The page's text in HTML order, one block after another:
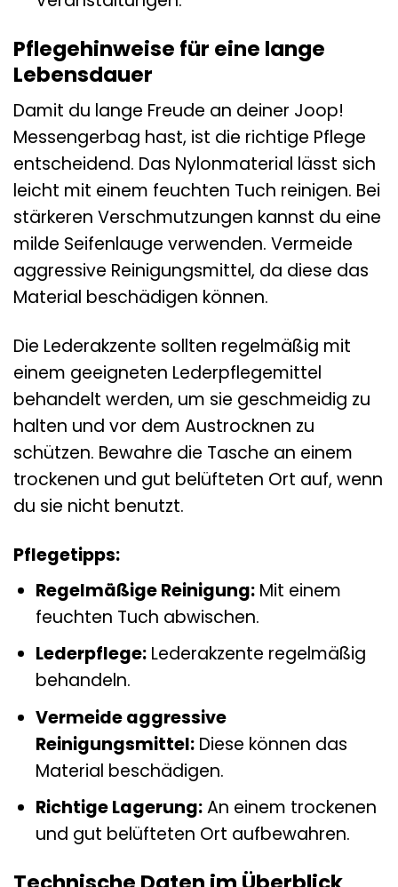
Pflegehinweise für eine lange
Lebensdauer
Damit du lange Freude an deiner Joop!
Messengerbag hast, ist die richtige Pflege
entscheidend. Das Nylonmaterial lässt sich
leicht mit einem feuchten Tuch reinigen. Bei
stärkeren Verschmutzungen kannst du eine
milde Seifenlauge verwenden. Vermeide
aggressive Reinigungsmittel, da diese das
Material beschädigen können.
Die Lederakzente sollten regelmäßig mit
einem geeigneten Lederpflegemittel
behandelt werden, um sie geschmeidig zu
halten und vor dem Austrocknen zu
schützen. Bewahre die Tasche an einem
trockenen und gut belüfteten Ort auf, wenn
du sie nicht benutzt.
Pflegetipps:
Regelmäßige Reinigung:Mit einem
feuchten Tuch abwischen.
Lederpflege:Lederakzente regelmäßig
behandeln.
Vermeide aggressive
Reinigungsmittel:Diese können das
Material beschädigen.
Richtige Lagerung:An einem trockenen
und gut belüfteten Ort aufbewahren.